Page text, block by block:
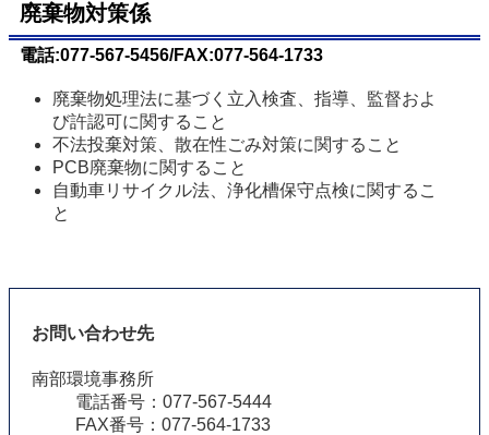
廃棄物対策係
電話:077-567-5456/FAX:077-564-1733
廃棄物処理法に基づく立入検査、指導、監督およ
び許認可に関すること
不法投棄対策、散在性ごみ対策に関すること
PCB廃棄物に関すること
自動車リサイクル法、浄化槽保守点検に関するこ
と
お問い合わせ先
南部環境事務所
電話番号：077-567-5444
FAX番号：077-564-1733